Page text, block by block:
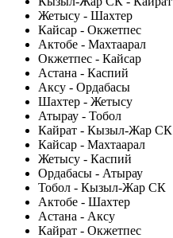
Жетысу - Шахтер
Кайсар - Окжетпес
Актобе - Махтаарал
Окжетпес - Кайсар
Астана - Каспий
Аксу - Ордабасы
Шахтер - Жетысу
Атырау - Тобол
Кайрат - Кызыл-Жар СК
Кайсар - Махтаарал
Жетысу - Каспий
Ордабасы - Атырау
Тобол - Кызыл-Жар СК
Актобе - Шахтер
Астана - Аксу
Кайрат - Окжетпес